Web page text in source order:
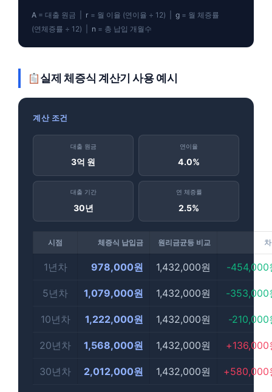
A = 대출 원금 | r = 월 이율 (연이율 ÷ 12) |g = 월 체증률
(연체증률 ÷ 12) | n = 총 납입 개월수
실제 체증식 계산기 사용 예시
계산 조건
대출 원금
3억 원
연이율
4.0%
대출 기간
30년
연 체증률
2.5%
시점 체증식 납입금 원리금균등 비교
1년차 978,000원 1,432,000원 -454,000
5년차 1,079,000원 1,432,000원 -353,000
10년차 1,222,000원 1,432,000원 -210,000
20년차 1,568,000원 1,432,000원 +136,000
30년차 2,012,000원 1,432,000원 +580,000